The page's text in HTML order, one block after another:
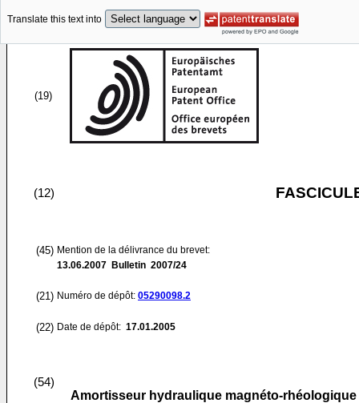
Translate this text into
(19)
(12)
(45) Mention de la délivrance du brevet:
13.06.2007 Bulletin 2007/24
(21) Numéro de dépôt: 05290098.2
(22) Date de dépôt: 17.01.2005
(54)
Amortisseur hydraulique magnéto-rhéologique